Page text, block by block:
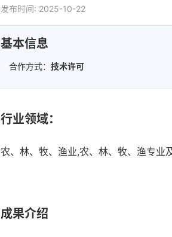
发布时间: 2025-10-22
基本信息
合作方式： 技术许可
行业领域：
农、林、牧、渔业,农、林、牧、渔专业
成果介绍